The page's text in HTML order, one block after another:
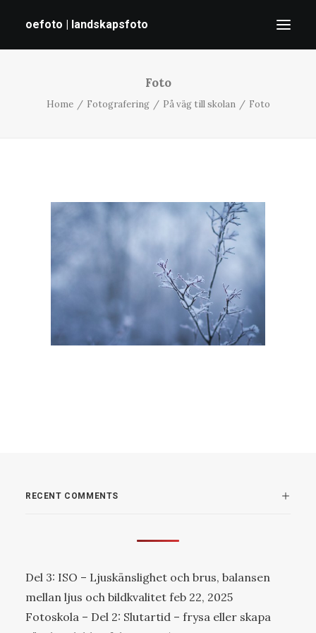
oefoto | landskapsfoto
GALLERI
SÖK
Foto
Home Fotografering På väg till skolan Foto
RECENT COMMENTS
Del 3: ISO – Ljuskänslighet och brus, balansen
mellan ljus och bildkvalitet feb 22, 2025
Fotoskola – Del 2: Slutartid – frysa eller skapa